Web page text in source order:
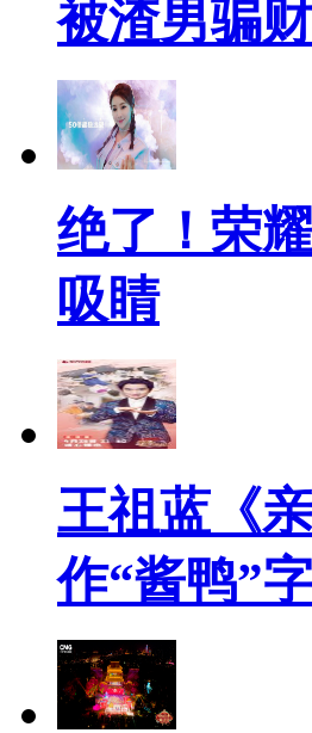
被渣男骗
绝了！荣
吸睛
王祖蓝《
作“酱鸭”